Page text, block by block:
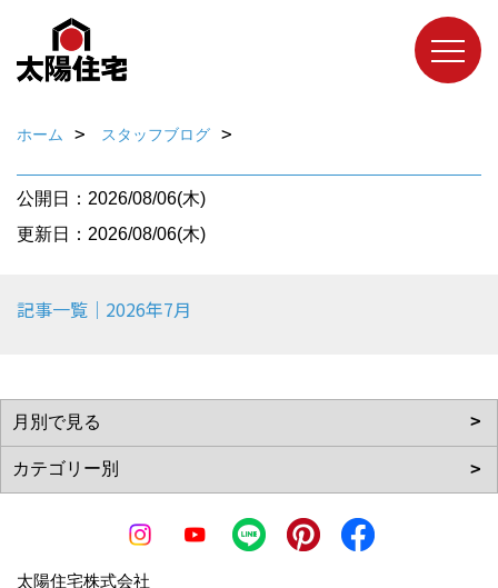
ホーム スタッフブログ
公開日：2026/08/06(木)
更新日：2026/08/06(木)
記事一覧｜2026年7月
太陽住宅株式会社